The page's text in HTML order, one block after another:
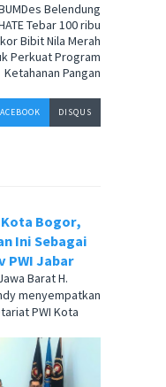
Belendung
Tebar 100 ribu
Bibit Nila Merah
Perkuat Program
Ketahanan Pangan
DISQUS
Bogor,
Ini Sebagai
PWI Jabar
Barat H.
menyempatkan
PWI Kota